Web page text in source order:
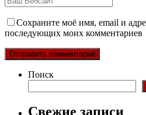
Сохраните моё имя, email и
последующих моих комментариев
Поиск
Свежие записи